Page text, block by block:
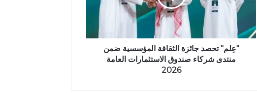
"عِلم" تحصد جائزة الثقافة المؤسسية ضمن
منتدى شركاء صندوق الاستثمارات العامة
2026